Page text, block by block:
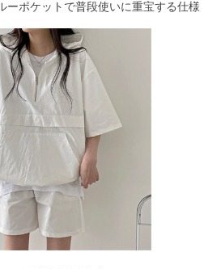
ーポケットで普段使いに重宝する仕様